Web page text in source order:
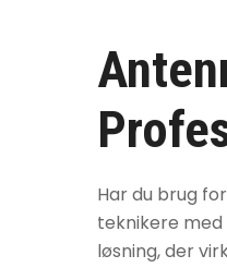
Har du brug
teknikere
løsning, der